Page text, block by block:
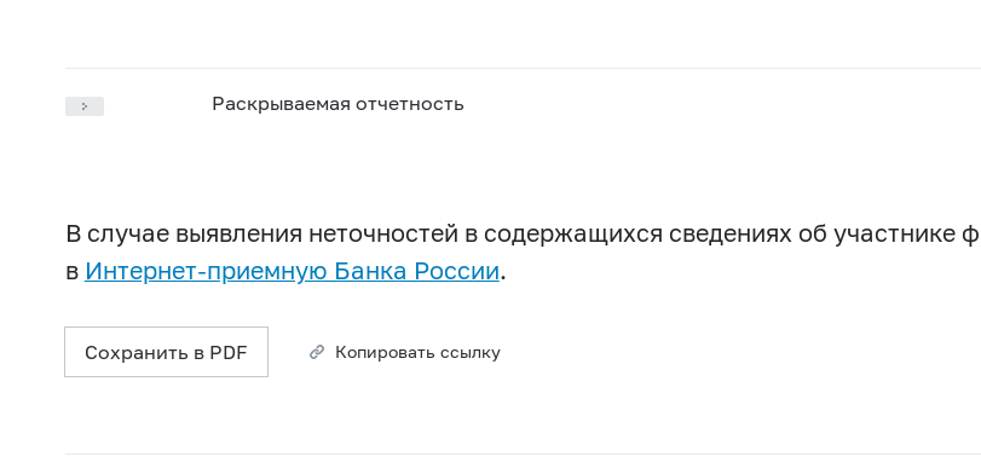
Раскрываемая отчетность
В случае выявления неточностей в содержащихся сведениях об
в Интернет-приемную Банка России.
Сохранить в PDF Копировать ссылку